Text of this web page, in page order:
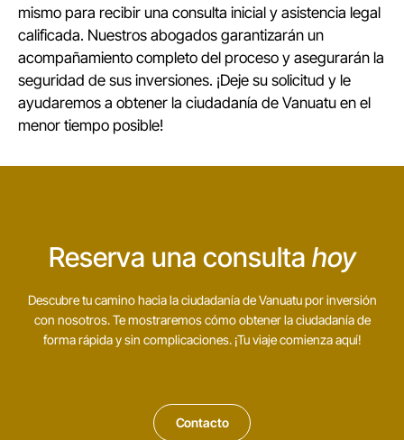
mismo para recibir una consulta inicial y asistencia legal
calificada. Nuestros abogados garantizarán un
acompañamiento completo del proceso y asegurarán la
seguridad de sus inversiones. ¡Deje su solicitud y le
ayudaremos a obtener la ciudadanía de Vanuatu en el
menor tiempo posible!
Reserva una consulta hoy
Descubre tu camino hacia la ciudadanía de Vanuatu por inversión
con nosotros. Te mostraremos cómo obtener la ciudadanía de
forma rápida y sin complicaciones. ¡Tu viaje comienza aquí!
Contacto